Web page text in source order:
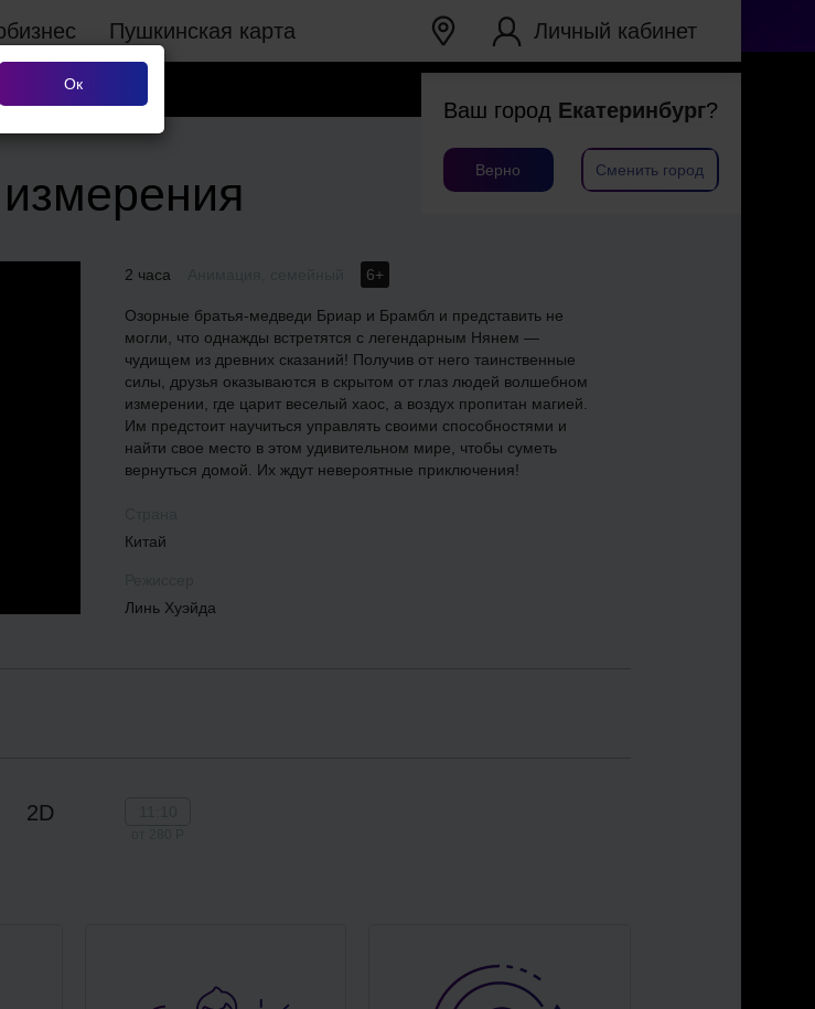
Пушкинская карта Личный кабинет
Ваш город Екатеринбург?
Верно Сменить город
2 часа 6+
Озорные братья-медведи Бриар и Брамбл и представить не
могли, что однажды встретятся с легендарным Нянем —
чудищем из древних сказаний! Получив от него таинственные
силы, друзья оказываются в скрытом от глаз людей волшебном
измерении, где царит веселый хаос, а воздух пропитан магией.
Им предстоит научиться управлять своими способностями и
найти свое место в этом удивительном мире, чтобы суметь
вернуться домой. Их ждут невероятные приключения!
Китай
Линь Хуэйда
2D
Ок